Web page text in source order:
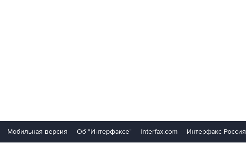
Мобильная версия Об "Интерфаксе" Interfax.com Интерфакс-Россия